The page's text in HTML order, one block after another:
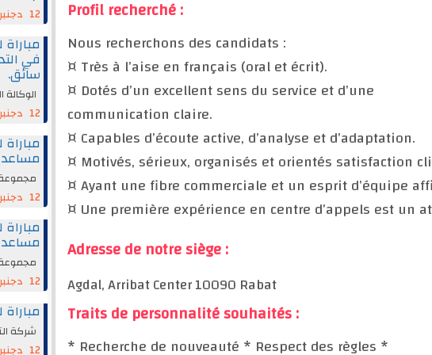
Profil recherché :
Nous recherchons des candidats :
¤ Très à l’aise en français (oral et écrit).
¤ Dotés d’un excellent sens du service et d’une
communication claire.
¤ Capables d’écoute active, d’analyse et d’adaptation.
¤ Motivés, sérieux, organisés et orientés satisfaction
¤ Ayant une fibre commerciale et un esprit d’équipe
¤ Une première expérience en centre d’appels est un
Adresse de notre siège :
Agdal, Arribat Center 10090 Rabat
Traits de personnalité souhaités :
* Recherche de nouveauté * Respect des règles *
12 دجنبر 2025
في
سائق.
12 دجنبر 2025
مساعد
مجموعة
12 دجنبر 2025
مساعد
مجموعة
12 دجنبر 2025
شركة
12 دجنبر 2025